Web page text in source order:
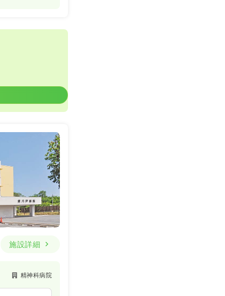
施設詳細
精神科病院